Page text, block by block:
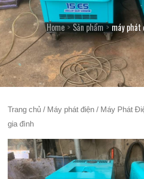
Home Sản phẩm máy phát
Trang chủ / Máy phát điện / Máy Phát
gia đình